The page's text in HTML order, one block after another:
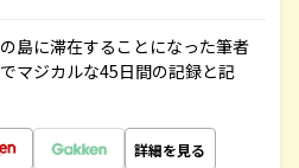
島に滞在することになった筆者
マジカルな45日間の記録と記
詳細を見る